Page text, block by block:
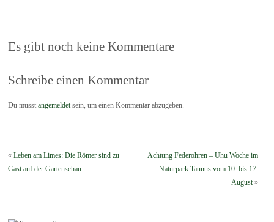
Es gibt noch keine Kommentare
Schreibe einen Kommentar
Du musstangemeldetsein, um einen Kommentar abzugeben.
«Leben am Limes: Die Römer sind zu
Gast auf der Gartenschau
Achtung Federohren – Uhu Woche im
Naturpark Taunus vom 10. bis 17.
August»